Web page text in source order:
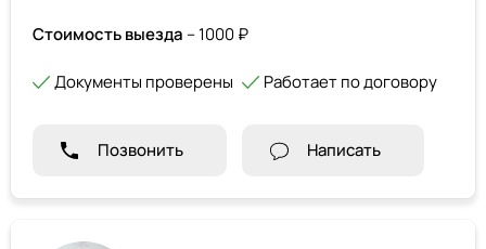
Стоимость выезда – 1000 ₽
Документы проверены Работает по договору
Позвонить Написать